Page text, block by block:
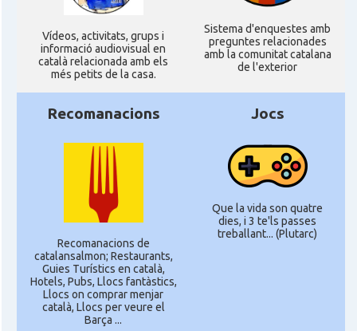
Ví­deos, activitats, grups i
informació audiovisual en
català relacionada amb els
més petits de la casa.
Sistema d'enquestes amb
preguntes relacionades
amb la comunitat catalana
de l'exterior
Recomanacions
Recomanacions de
catalansalmon; Restaurants,
Guies Turístics en català,
Hotels, Pubs, Llocs fantàstics,
Llocs on comprar menjar
català, Llocs per veure el
Barça ...
Jocs
Que la vida son quatre
dies, i 3 te'ls passes
treballant... (Plutarc)